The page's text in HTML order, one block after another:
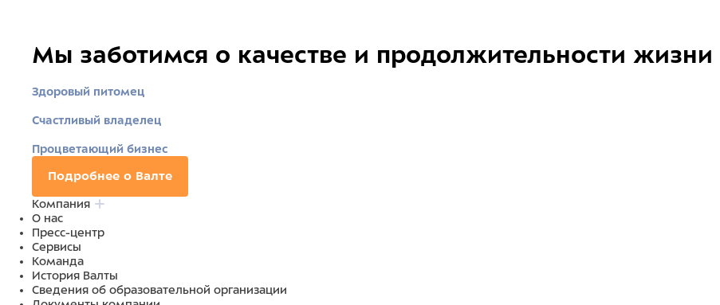
Мы заботимся о качестве и продолжительности жизни
Здоровый питомец
Счастливый владелец
Процветающий бизнес
Подробнее о Валте
Компания
О нас
Пресс-центр
Сервисы
Команда
История Валты
Сведения об образовательной организации